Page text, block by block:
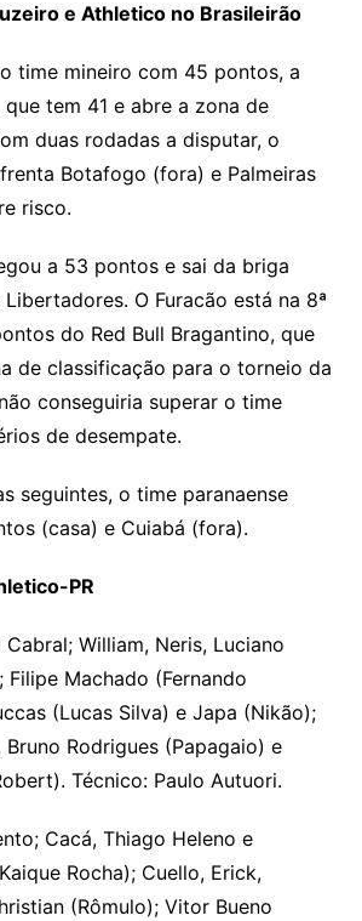
e Athletico no Brasileirão
time mineiro com 45 pontos, a
tem 41 e abre a zona de
duas rodadas a disputar, o
Botafogo (fora) e Palmeiras
risco.
a 53 pontos e sai da briga
O Furacão está na 8ª
do Red Bull Bragantino, que
de classificação para o torneio da
conseguiria superar o time
de desempate.
seguintes, o time paranaense
(casa) e Cuiabá (fora).
PR
Cabral; William, Neris, Luciano
Filipe Machado (Fernando
(Lucas Silva) e Japa (Nikão);
Bruno Rodrigues (Papagaio) e
Técnico: Paulo Autuori.
Cacá, Thiago Heleno e
Rocha); Cuello, Erick,
(Rômulo); Vitor Bueno